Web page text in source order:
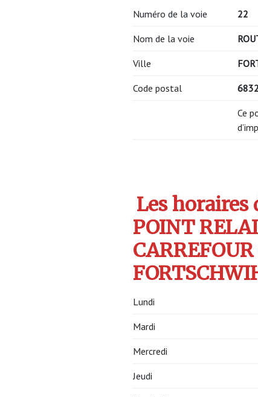
Numéro de la voie 22
Nom de la voie
Ville
Code postal
Ce
Les horaires
POINT
Lundi
Mardi
Mercredi
Jeudi